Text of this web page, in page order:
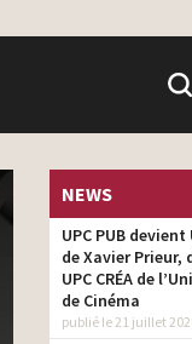
NEWS
UPC PUB devient
de Xavier Prieur,
UPC CRÉA de
de Cinéma
publié le 21 juillet